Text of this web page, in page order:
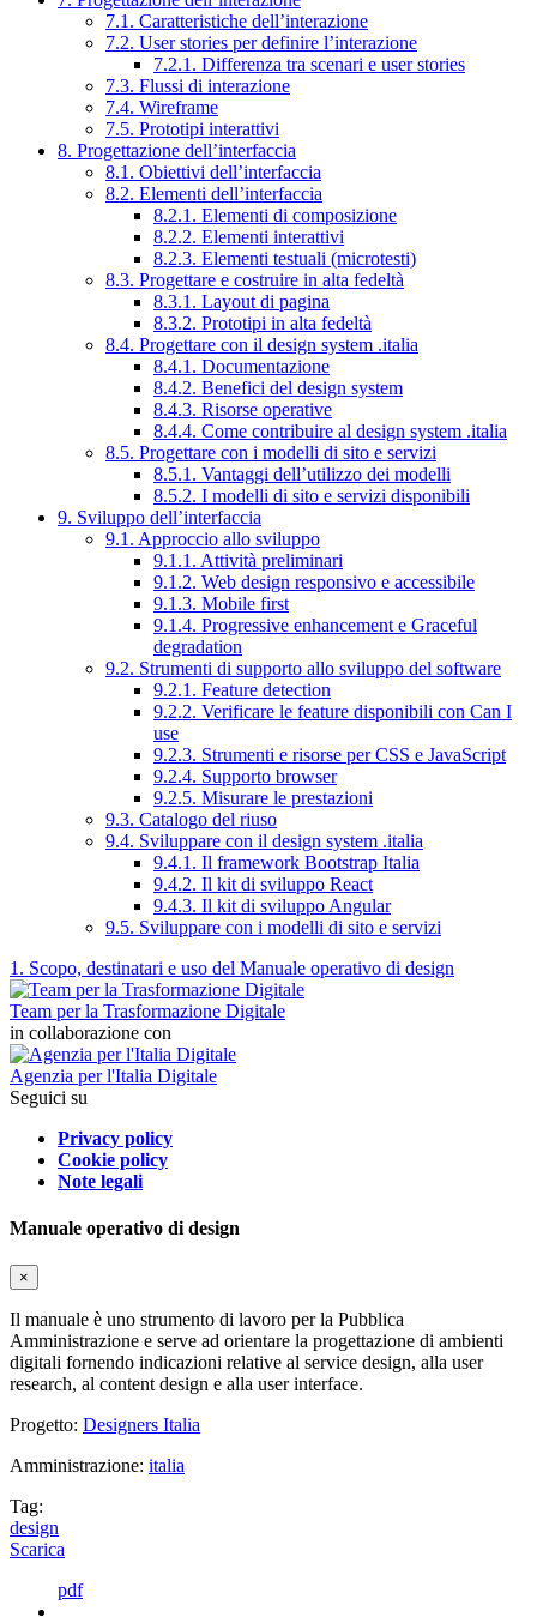
7.1. Caratteristiche dell’interazione
7.2. User stories per definire l’interazione
7.2.1. Differenza tra scenari e user stories
7.3. Flussi di interazione
7.4. Wireframe
7.5. Prototipi interattivi
8. Progettazione dell’interfaccia
8.1. Obiettivi dell’interfaccia
8.2. Elementi dell’interfaccia
8.2.1. Elementi di composizione
8.2.2. Elementi interattivi
8.2.3. Elementi testuali (microtesti)
8.3. Progettare e costruire in alta fedeltà
8.3.1. Layout di pagina
8.3.2. Prototipi in alta fedeltà
8.4. Progettare con il design system .italia
8.4.1. Documentazione
8.4.2. Benefici del design system
8.4.3. Risorse operative
8.4.4. Come contribuire al design system .italia
8.5. Progettare con i modelli di sito e servizi
8.5.1. Vantaggi dell’utilizzo dei modelli
8.5.2. I modelli di sito e servizi disponibili
9. Sviluppo dell’interfaccia
9.1. Approccio allo sviluppo
9.1.1. Attività preliminari
9.1.2. Web design responsivo e accessibile
9.1.3. Mobile first
9.1.4. Progressive enhancement e Graceful
degradation
9.2. Strumenti di supporto allo sviluppo del software
9.2.1. Feature detection
9.2.2. Verificare le feature disponibili con Can I
use
9.2.3. Strumenti e risorse per CSS e JavaScript
9.2.4. Supporto browser
9.2.5. Misurare le prestazioni
9.3. Catalogo del riuso
9.4. Sviluppare con il design system .italia
9.4.1. Il framework Bootstrap Italia
9.4.2. Il kit di sviluppo React
9.4.3. Il kit di sviluppo Angular
9.5. Sviluppare con i modelli di sito e servizi
1. Scopo, destinatari e uso del Manuale operativo di design
Team per la Trasformazione Digitale
in collaborazione con
Agenzia per l'Italia Digitale
Seguici su
Privacy policy
Cookie policy
Note legali
Manuale operativo di design
×
Il manuale è uno strumento di lavoro per la Pubblica
Amministrazione e serve ad orientare la progettazione di ambienti
digitali fornendo indicazioni relative al service design, alla user
research, al content design e alla user interface.
Progetto: Designers Italia
Amministrazione: italia
Tag:
design
Scarica
pdf